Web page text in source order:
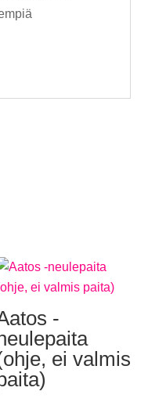
-
ei valmis